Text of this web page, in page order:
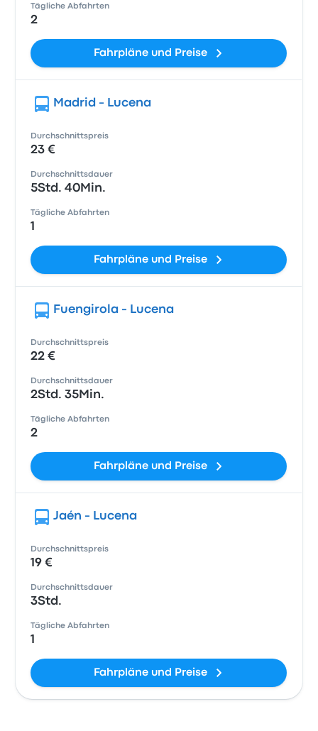
Tägliche Abfahrten
2
Fahrpläne und Preise
Madrid - Lucena
Durchschnittspreis
23 €
Durchschnittsdauer
5Std. 40Min.
Tägliche Abfahrten
1
Fahrpläne und Preise
Fuengirola - Lucena
Durchschnittspreis
22 €
Durchschnittsdauer
2Std. 35Min.
Tägliche Abfahrten
2
Fahrpläne und Preise
Jaén - Lucena
Durchschnittspreis
19 €
Durchschnittsdauer
3Std.
Tägliche Abfahrten
1
Fahrpläne und Preise